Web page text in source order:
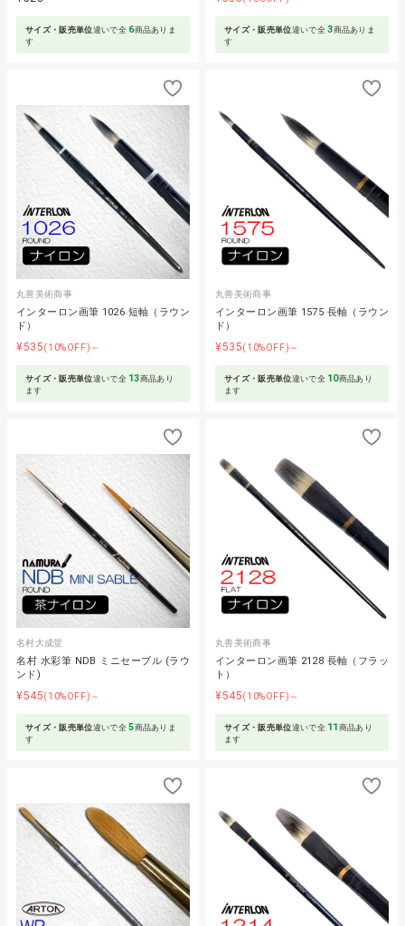
サイズ・販売単位違いで全 6商品ありま
す
サイズ・販売単位違いで全3商品ありま
す
丸善美術商事
インターロン画筆 1026 短軸（ラウン
ド）
¥535(10%OFF)～
サイズ・販売単位違いで全 13商品あり
ます
丸善美術商事
インターロン画筆 1575 長軸（ラウン
ド）
¥535(10%OFF)～
サイズ・販売単位違いで全 10商品あり
ます
名村大成堂
名村 水彩筆 NDB ミニセーブル (ラウ
ンド)
¥545(10%OFF)～
サイズ・販売単位違いで全5商品ありま
す
丸善美術商事
インターロン画筆 2128 長軸（フラッ
ト）
¥545(10%OFF)～
サイズ・販売単位違いで全 11 商品あり
ます